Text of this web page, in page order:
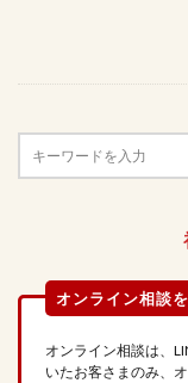
オンライン相談は、
いたお客さまのみ、